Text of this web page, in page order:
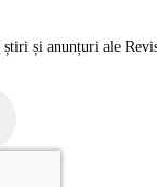
știri și anunțuri ale